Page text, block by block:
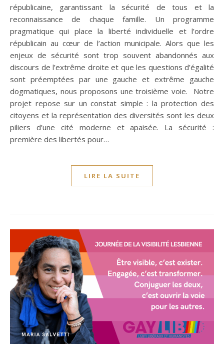
républicaine, garantissant la sécurité de tous et la
reconnaissance de chaque famille. Un programme
pragmatique qui place la liberté individuelle et l’ordre
républicain au cœur de l’action municipale. Alors que les
enjeux de sécurité sont trop souvent abandonnés aux
discours de l’extrême droite et que les questions d’égalité
sont préemptées par une gauche et extrême gauche
dogmatiques, nous proposons une troisième voie. Notre
projet repose sur un constat simple : la protection des
citoyens et la représentation des diversités sont les deux
piliers d’une cité moderne et apaisée. La sécurité :
première des libertés pour…
LIRE LA SUITE